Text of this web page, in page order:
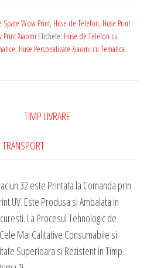
Spate Wow Print, Huse de Telefon, Huse Print
Print Xiaomi Etichete: Huse de Telefon cu
, Huse Personalizate Xiaomi cu Tematica
TIMP LIVRARE
32 este Printata la Comanda prin
UV. Este Produsa si Ambalata in
La Procesul Tehnologic de
Mai Calitative Consumabile si
Superioara si Rezistent in Timp.